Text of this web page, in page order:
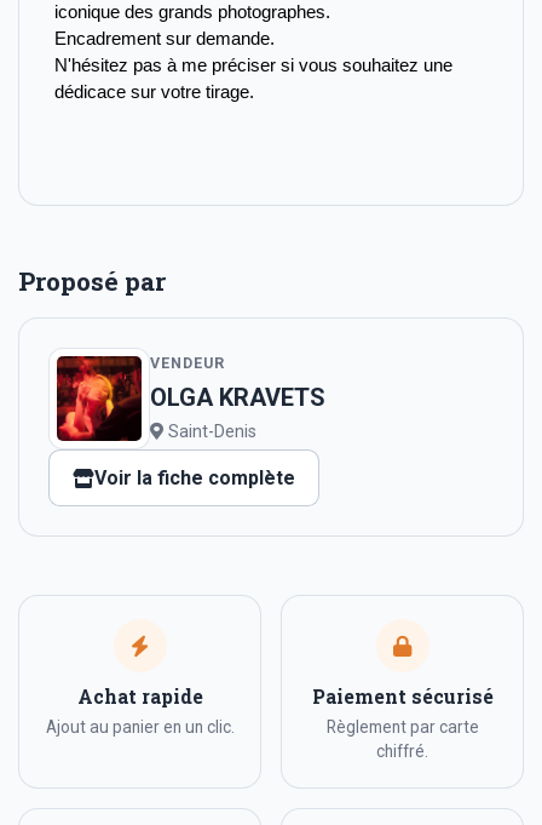
iconique des grands photographes.
Encadrement sur demande.
N'hésitez pas à me préciser si vous souhaitez une
dédicace sur votre tirage.
Proposé par
VENDEUR
OLGA KRAVETS
Saint-Denis
Voir la fiche complète
Achat rapide
Ajout au panier en un clic.
Paiement sécurisé
Règlement par carte
chiffré.